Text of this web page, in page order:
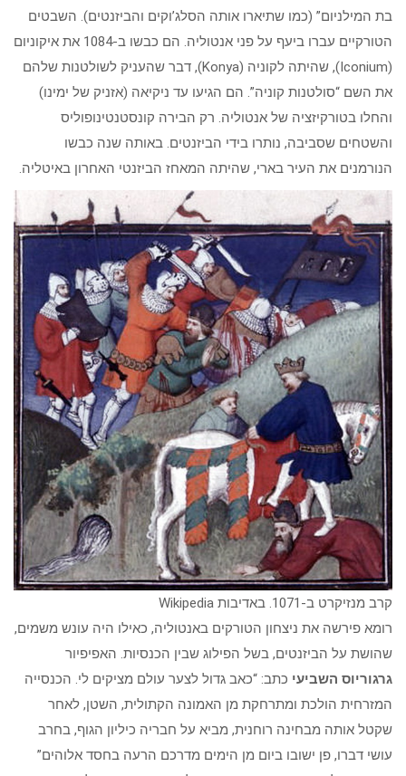
בת המילניום” (כמו שתיארו אותה הסלג’וקים והביזנטים). השבטים
הטורקיים עברו ביעף על פני אנטוליה. הם כבשו ב-1084 את איקוניום
(Iconium), שהיתה לקוניה (Konya), דבר שהעניק לשולטנות שלהם
את השם “סולטנות קוניה”. הם הגיעו עד ניקיאה (אזניק של ימינו)
והחלו בטורקיזציה של אנטוליה. רק הבירה קונסטנטינופוליס
והשטחים שסביבה, נותרו בידי הביזנטים. באותה שנה כבשו
הנורמנים את העיר בארי, שהיתה המאחז הביזנטי האחרון באיטליה.
קרב מנזיקרט ב-1071. באדיבות Wikipedia
רומא פירשה את ניצחון הטורקים באנטוליה, כאילו היה עונש משמים,
שהושת על הביזנטים, בשל הפילוג שבין הכנסיות. האפיפיור
גרגוריוס השביעי כתב: “כאב גדול לצער עולם מציקים לי. הכנסייה
המזרחית הולכת ומתרחקת מן האמונה הקתולית, השטן, לאחר
שקטל אותה מבחינה רוחנית, מביא על חבריה כיליון הגוף, בחרב
עושי דברו, פן ישובו ביום מן הימים מדרכם הרעה בחסד אלוהים”